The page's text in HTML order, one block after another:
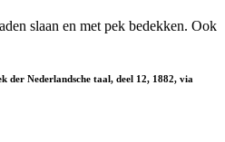
slaan en met pek bedekken. Ook
der Nederlandsche taal, deel 12, 1882, via